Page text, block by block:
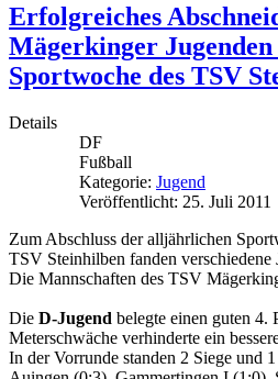
Erfolgreiches
Mägerkinger
Sportwoche des TSV
Details
DF
Fußball
Kategorie: Jugend
Veröffentlicht: 25. Juli 2011
Zum Abschluss der alljährlichen
TSV Steinhilben fanden verschiedene
Die Mannschaften des TSV
Die D-Jugend belegte einen guten 4.
Meterschwäche verhinderte ein
In der Vorrunde standen 2 Siege und